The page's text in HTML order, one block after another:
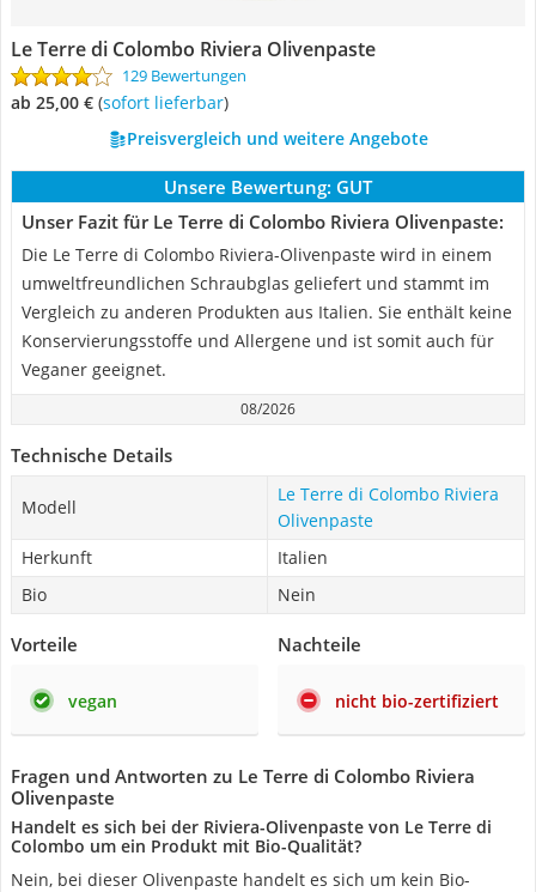
Le Terre di Colombo Riviera Olivenpaste
129 Bewertungen
ab 25,00 € ( Sofort lieferbar)
Preisvergleich und weitere Angebote
Unsere Bewertung: GUT
Unser Fazit für Le Terre di Colombo Riviera Olivenpaste:
Die Le Terre di Colombo Riviera-Olivenpaste wird in einem
umweltfreundlichen Schraubglas geliefert und stammt im
Vergleich zu anderen Produkten aus Italien. Sie enthält keine
Konservierungsstoffe und Allergene und ist somit auch für
Veganer geeignet.
08/2026
Technische Details
Modell
Le Terre di Colombo Riviera
Olivenpaste
Herkunft
Italien
Bio
Nein
Vorteile
vegan
Nachteile
nicht bio-zertifiziert
Fragen und Antworten zu Le Terre di Colombo Riviera
Olivenpaste
Handelt es sich bei der Riviera-Olivenpaste von Le Terre di
Colombo um ein Produkt mit Bio-Qualität?
Nein, bei dieser Olivenpaste handelt es sich um kein Bio-